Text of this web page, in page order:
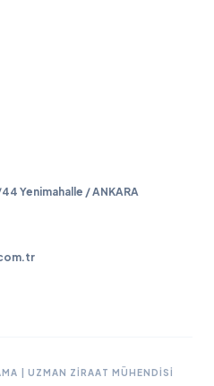
Yenimahalle / ANKARA
| UZMAN ZIRAAT MÜHENDISI